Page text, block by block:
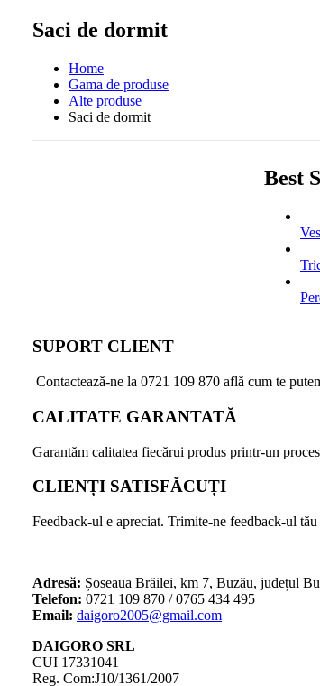
Saci de dormit
Home
Gama de produse
Alte produse
Saci de dormit
Best
SUPORT CLIENT
Contactează-ne la 0721 109 870 află cum te
CALITATE GARANTATĂ
Garantăm calitatea fiecărui produs printr-un
CLIENȚI SATISFĂCUȚI
Feedback-ul e apreciat. Trimite-ne feedback-ul
Adresă: Șoseaua Brăilei, km 7, Buzău, județul
Telefon: 0721 109 870 / 0765 434 495
Email: daigoro2005@gmail.com
DAIGORO SRL
CUI 17331041
Reg. Com:J10/1361/2007